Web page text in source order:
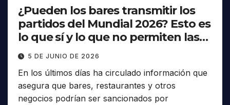
¿Pueden los bares transmitir los
partidos del Mundial 2026? Esto es
lo que sí y lo que no permiten las
reglas
5 DE JUNIO DE 2026
En los últimos días ha circulado información que
asegura que bares, restaurantes y otros
negocios podrían ser sancionados por